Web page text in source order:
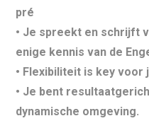
pré
• Je spreekt en schrijft
enige kennis van de
• Flexibiliteit is key voor
• Je bent
dynamische omgeving.